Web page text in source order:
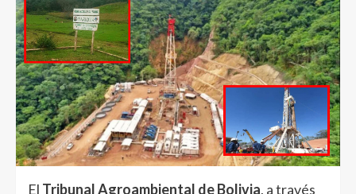
El Tribunal Agroambiental de Bolivia, a través